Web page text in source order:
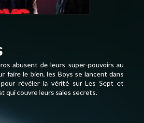
abusent de leurs super-pouvoirs au
faire le bien, les Boys se lancent dans
révéler la vérité sur Les Sept et
qui couvre leurs sales secrets.